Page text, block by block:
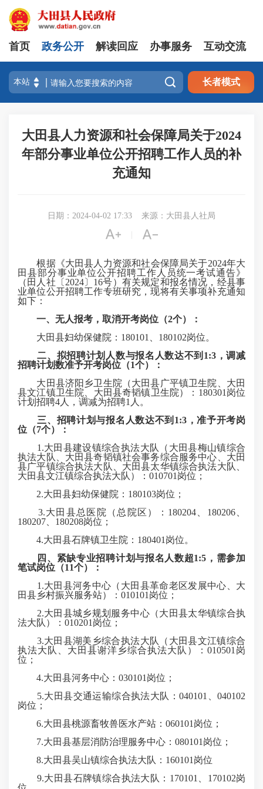
首页 政务公开 解读回应 办事服务 互动交流
 长者模式
大田县人力资源和社会保障局关于2024
年部分事业单位公开招聘工作人员的补
充通知
日期：2024-04-02 17:33 来源：大田县人社局
 
根据《大田县人力资源和社会保障局关于2024年大
田县部分事业单位公开招聘工作人员统一考试通告》
（田人社〔2024〕16号）有关规定和报名情况，经县事
业单位公开招聘工作专班研究，现将有关事项补充通知
如下：
一、无人报考，取消开考岗位（2个）：
大田县妇幼保健院：180101、180102岗位。
二、拟招聘计划人数与报名人数达不到1:3，调减
招聘计划数准予开考岗位（1个）：
大田县济阳乡卫生院（大田县广平镇卫生院、大田
县文江镇卫生院、大田县奇韬镇卫生院）：180301岗位
计划招聘4人，调减为招聘1人。
三、招聘计划与报名人数达不到1:3，准予开考岗
位（7个）：
1.大田县建设镇综合执法大队（大田县梅山镇综合
执法大队、大田县奇韬镇社会事务综合服务中心、大田
县广平镇综合执法大队、大田县太华镇综合执法大队、
大田县文江镇综合执法大队）：010701岗位；
2.大田县妇幼保健院：180103岗位；
3.大田县总医院（总院区）：180204、180206、
180207、180208岗位；
4.大田县石牌镇卫生院：180401岗位。
四、紧缺专业招聘计划与报名人数超1:5，需参加
笔试岗位（11个）：
1.大田县河务中心（大田县革命老区发展中心、大
田县乡村振兴服务站）：010101岗位；
2.大田县城乡规划服务中心（大田县太华镇综合执
法大队）：010201岗位；
3.大田县湖美乡综合执法大队（大田县文江镇综合
执法大队、大田县谢洋乡综合执法大队）：010501岗
位；
4.大田县河务中心：030101岗位；
5.大田县交通运输综合执法大队：040101、040102
岗位；
6.大田县桃源畜牧兽医水产站：060101岗位；
7.大田县基层消防治理服务中心：080101岗位；
8.大田县吴山镇综合执法大队：160101岗位
9.大田县石牌镇综合执法大队：170101、170102岗